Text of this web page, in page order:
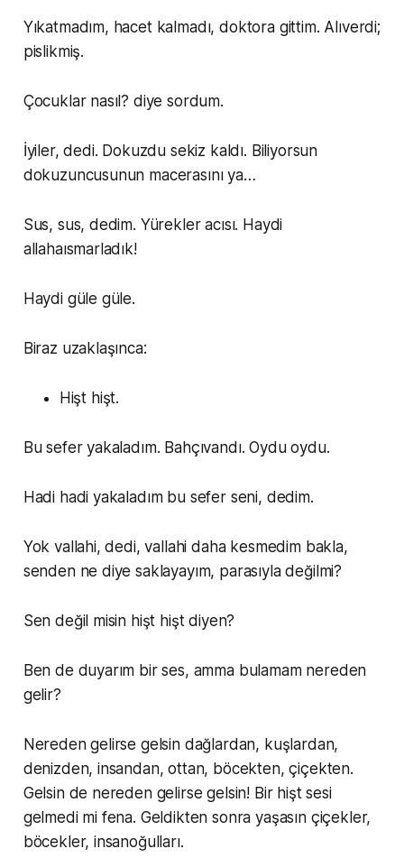
Yıkatmadım, hacet kalmadı, doktora gittim. Alıverdi;
pislikmiş.
Çocuklar nasıl? diye sordum.
İyiler, dedi. Dokuzdu sekiz kaldı. Biliyorsun
dokuzuncusunun macerasını ya…
Sus, sus, dedim. Yürekler acısı. Haydi
allahaısmarladık!
Haydi güle güle.
Biraz uzaklaşınca:
Hişt hişt.
Bu sefer yakaladım. Bahçıvandı. Oydu oydu.
Hadi hadi yakaladım bu sefer seni, dedim.
Yok vallahi, dedi, vallahi daha kesmedim bakla,
senden ne diye saklayayım, parasıyla değilmi?
Sen değil misin hişt hişt diyen?
Ben de duyarım bir ses, amma bulamam nereden
gelir?
Nereden gelirse gelsin dağlardan, kuşlardan,
denizden, insandan, ottan, böcekten, çiçekten.
Gelsin de nereden gelirse gelsin! Bir hişt sesi
gelmedi mi fena. Geldikten sonra yaşasın çiçekler,
böcekler, insanoğulları.